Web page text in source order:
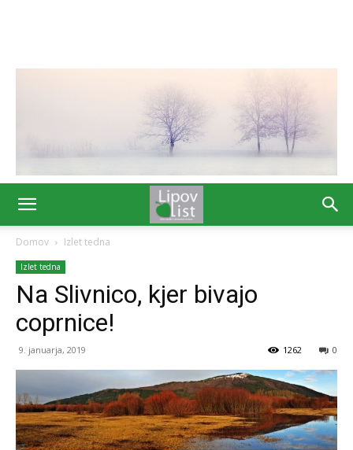
Domov Izlet tedna
Izlet tedna
Na Slivnico, kjer bivajo
coprnice!
9. januarja, 2019 0
1262